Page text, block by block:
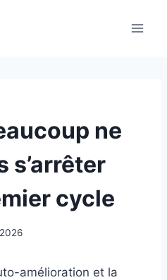
ne
s’arrêter
cycle
amélioration et la